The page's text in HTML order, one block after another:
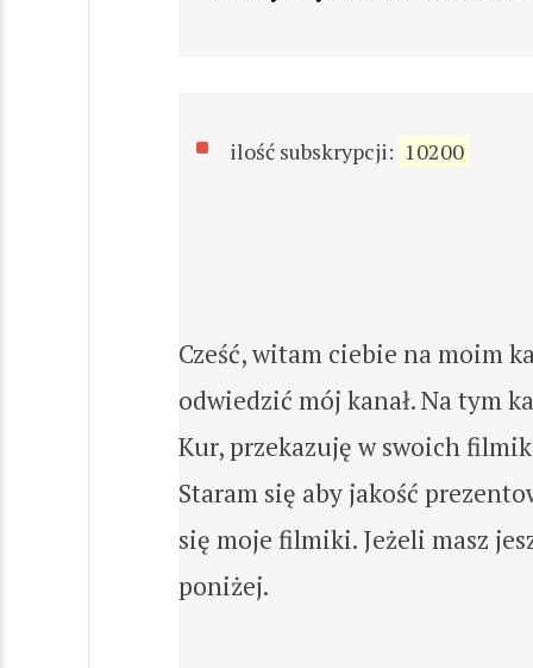
ilość subskrypcji: 10200
Cześć, witam ciebie na moim
odwiedzić mój kanał. Na tym
Kur, przekazuję w swoich
Staram się aby jakość
się moje filmiki. Jeżeli masz
poniżej.